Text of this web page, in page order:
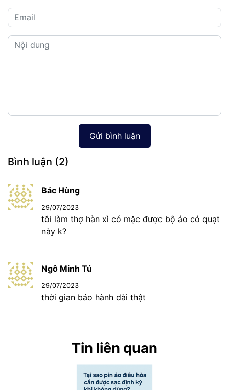
Gửi bình luận
Bình luận (2)
Bác Hùng
29/07/2023
tôi làm thợ hàn xì có mặc được bộ áo có quạt
này k?
Ngô Minh Tú
29/07/2023
thời gian bảo hành dài thật
Tin liên quan